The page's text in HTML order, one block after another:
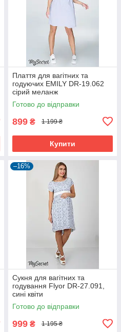
Плаття для вагітних та
годуючих EMILY DR-19.062
сірий меланж
Готово до відправки
899 ₴ 1 199 ₴
Купити
–16%
Сукня для вагітних та
годування Flyor DR-27.091,
сині квіти
Готово до відправки
999 ₴ 1 195 ₴